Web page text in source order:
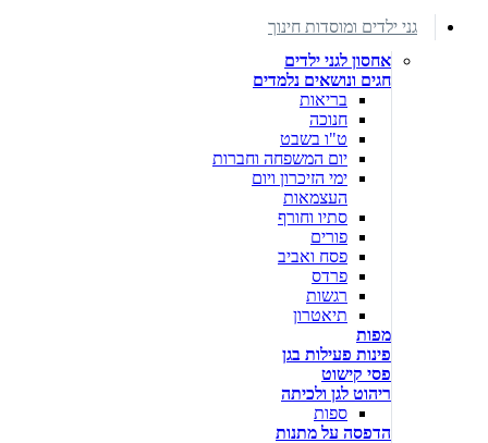
גני ילדים ומוסדות חינוך
אחסון לגני ילדים
חגים ונושאים נלמדים
בריאות
חנוכה
ט"ו בשבט
יום המשפחה וחברות
ימי הזיכרון ויום
העצמאות
סתיו וחורף
פורים
פסח ואביב
פרדס
רגשות
תיאטרון
מפות
פינות פעילות בגן
פסי קישוט
ריהוט לגן ולכיתה
ספות
הדפסה על מתנות